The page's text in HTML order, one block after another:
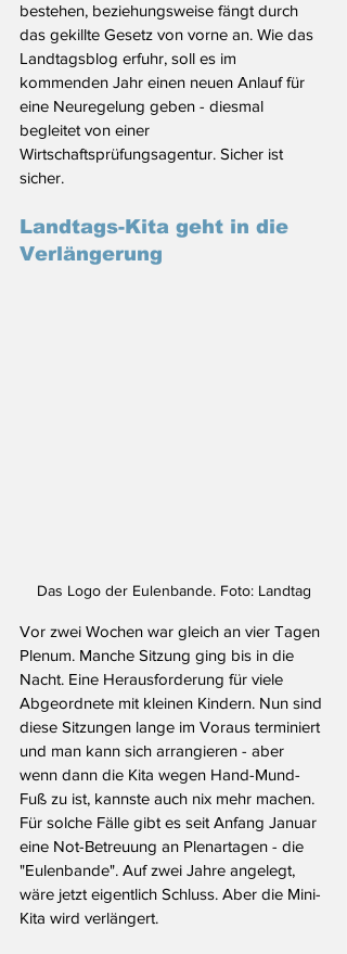
bestehen, beziehungsweise fängt durch
das gekillte Gesetz von vorne an. Wie das
Landtagsblog erfuhr, soll es im
kommenden Jahr einen neuen Anlauf für
eine Neuregelung geben - diesmal
begleitet von einer
Wirtschaftsprüfungsagentur. Sicher ist
sicher.
Landtags-Kita geht in die
Verlängerung
Das Logo der Eulenbande. Foto: Landtag
Vor zwei Wochen war gleich an vier Tagen
Plenum. Manche Sitzung ging bis in die
Nacht. Eine Herausforderung für viele
Abgeordnete mit kleinen Kindern. Nun sind
diese Sitzungen lange im Voraus terminiert
und man kann sich arrangieren - aber
wenn dann die Kita wegen Hand-Mund-
Fuß zu ist, kannste auch nix mehr machen.
Für solche Fälle gibt es seit Anfang Januar
eine Not-Betreuung an Plenartagen - die
"Eulenbande". Auf zwei Jahre angelegt,
wäre jetzt eigentlich Schluss. Aber die Mini-
Kita wird verlängert.